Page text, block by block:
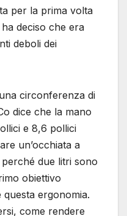
per la prima volta
deciso che era
deboli dei
circonferenza di
dice che la mano
e 8,6 pollici
un’occhiata a
due litri sono
obiettivo
questa ergonomia.
come rendere